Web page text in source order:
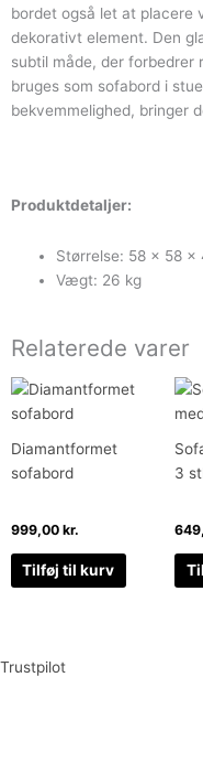
bordet også let at placere
dekorativt element. Den
subtil måde, der
bruges som sofabord i
bekvemmelighed, bringer
Produktdetaljer:
Størrelse: 58 x 58 x
Vægt: 26 kg
Relaterede varer
Diamantformet
sofabord
999,00 kr.
Tilføj til kurv
3
Trustpilot